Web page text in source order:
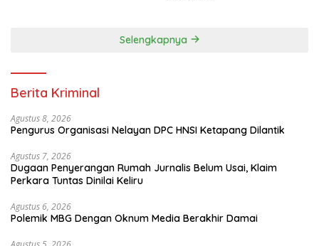
Selengkapnya
Berita Kriminal
Agustus 8, 2026
Pengurus Organisasi Nelayan DPC HNSI Ketapang Dilantik
Agustus 7, 2026
Dugaan Penyerangan Rumah Jurnalis Belum Usai, Klaim
Perkara Tuntas Dinilai Keliru
Agustus 6, 2026
Polemik MBG Dengan Oknum Media Berakhir Damai